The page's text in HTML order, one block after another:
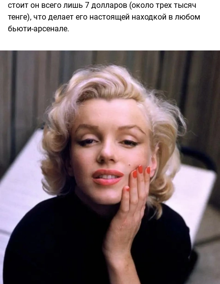
стоит он всего лишь 7 долларов (около трех тысяч
тенге), что делает его настоящей находкой в любом
бьюти-арсенале.